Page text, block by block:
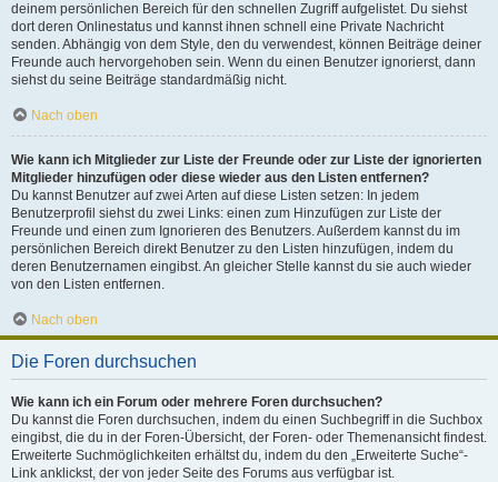
deinem persönlichen Bereich für den schnellen Zugriff aufgelistet. Du siehst
dort deren Onlinestatus und kannst ihnen schnell eine Private Nachricht
senden. Abhängig von dem Style, den du verwendest, können Beiträge deiner
Freunde auch hervorgehoben sein. Wenn du einen Benutzer ignorierst, dann
siehst du seine Beiträge standardmäßig nicht.
Nach oben
Wie kann ich Mitglieder zur Liste der Freunde oder zur Liste der ignorierten
Mitglieder hinzufügen oder diese wieder aus den Listen entfernen?
Du kannst Benutzer auf zwei Arten auf diese Listen setzen: In jedem
Benutzerprofil siehst du zwei Links: einen zum Hinzufügen zur Liste der
Freunde und einen zum Ignorieren des Benutzers. Außerdem kannst du im
persönlichen Bereich direkt Benutzer zu den Listen hinzufügen, indem du
deren Benutzernamen eingibst. An gleicher Stelle kannst du sie auch wieder
von den Listen entfernen.
Nach oben
Die Foren durchsuchen
Wie kann ich ein Forum oder mehrere Foren durchsuchen?
Du kannst die Foren durchsuchen, indem du einen Suchbegriff in die Suchbox
eingibst, die du in der Foren-Übersicht, der Foren- oder Themenansicht findest.
Erweiterte Suchmöglichkeiten erhältst du, indem du den „Erweiterte Suche“-
Link anklickst, der von jeder Seite des Forums aus verfügbar ist.